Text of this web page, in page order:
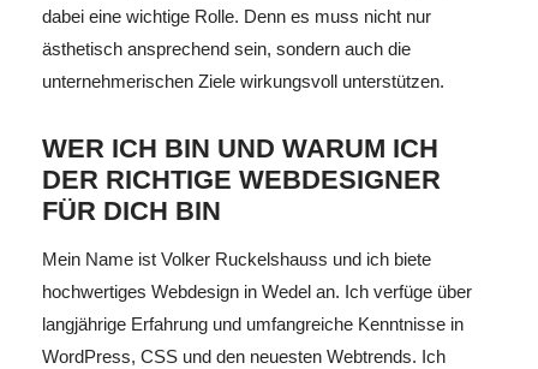
dabei eine wichtige Rolle. Denn es muss nicht nur
ästhetisch ansprechend sein, sondern auch die
unternehmerischen Ziele wirkungsvoll unterstützen.
WER ICH BIN UND WARUM ICH
DER RICHTIGE WEBDESIGNER
FÜR DICH BIN
Mein Name ist Volker Ruckelshauss und ich biete
hochwertiges Webdesign in Wedel an. Ich verfüge über
langjährige Erfahrung und umfangreiche Kenntnisse in
WordPress, CSS und den neuesten Webtrends. Ich